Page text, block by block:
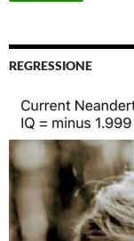
REGRESSIONE